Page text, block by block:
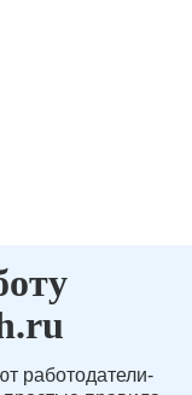
работодатели-